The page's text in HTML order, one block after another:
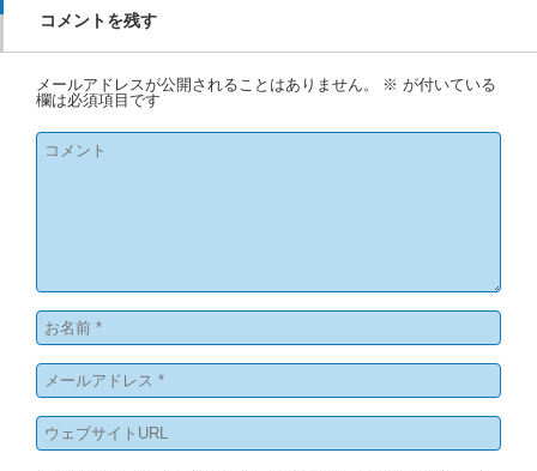
コメントを残す
メールアドレスが公開されることはありません。 ※ が付いている
欄は必須項目です